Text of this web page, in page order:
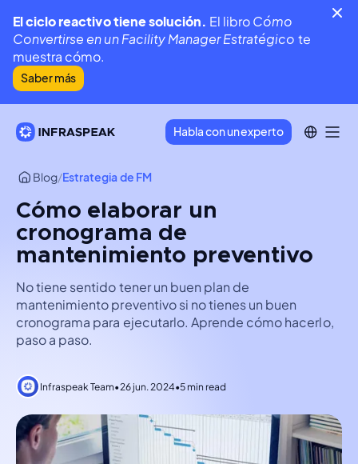
El ciclo reactivo tiene solución. El libroCómo
Convertirse en un Facility Manager Estratégico te
muestra cómo.
Saber más
Habla con un experto
Blog/Estrategia de FM
Cómo elaborar un
cronograma de
mantenimiento preventivo
No tiene sentido tener un buen plan de
mantenimiento preventivo si no tienes un buen
cronograma para ejecutarlo. Aprende cómo hacerlo,
paso a paso.
Infraspeak Team•26 jun. 2024•5 min read